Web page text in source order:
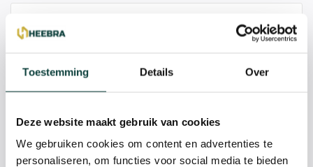
Toestemming Details Over
Deze website maakt gebruik van cookies
We gebruiken cookies om content en advertenties te
personaliseren, om functies voor social media te bieden
info@heebra.com
Hovenier of klusbedrijf? Neem contact met ons op voor
10% korting!